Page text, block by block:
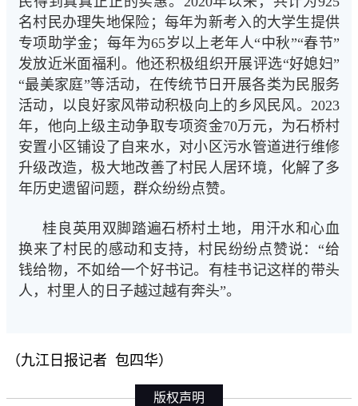
名村民办理失地保险；每年为新考入的大学生提供
专项助学金；每年为65岁以上老年人“中秋”“春节”
发放近米面福利。他还积极组织开展评选“好媳妇”
“最美家庭”等活动，在传统节日开展各类为民服务
活动，以良好家风带动积极向上的乡风民风。2023
年，他向上级主动争取专项资金70万元，为石桥村
安置小区铺设了自来水，对小区污水管道进行维修
升级改造，极大地改善了村民人居环境，化解了多
年历史遗留问题，群众纷纷点赞。
桂良英用双脚踏遍石桥村土地，用汗水和心血
换来了村民的感动和支持，村民纷纷点赞说：“给
钱给物，不如给一个好书记。有桂书记这样的带头
人，村里人的日子越过越有奔头”。
（九江日报记者 包四华）
版权声明